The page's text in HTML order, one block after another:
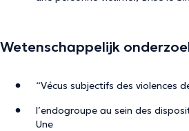
Wetenschappelijk
“Vécus subjectifs des violences
l’endogroupe au sein des
Une